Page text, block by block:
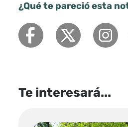
¿Qué te pareció esta
Te interesará...